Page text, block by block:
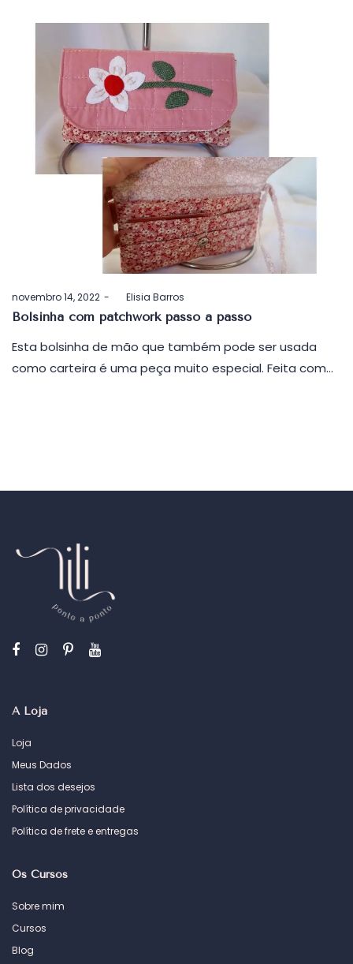
Postado
em
novembro 14, 2022 byElisia Barros
Bolsinha com patchwork passo a passo
Esta bolsinha de mão que também pode ser usada
como carteira é uma peça muito especial. Feita com…
A Loja
Loja
Meus Dados
Lista dos desejos
Política de privacidade
Política de frete e entregas
Os Cursos
Sobre mim
Cursos
Blog